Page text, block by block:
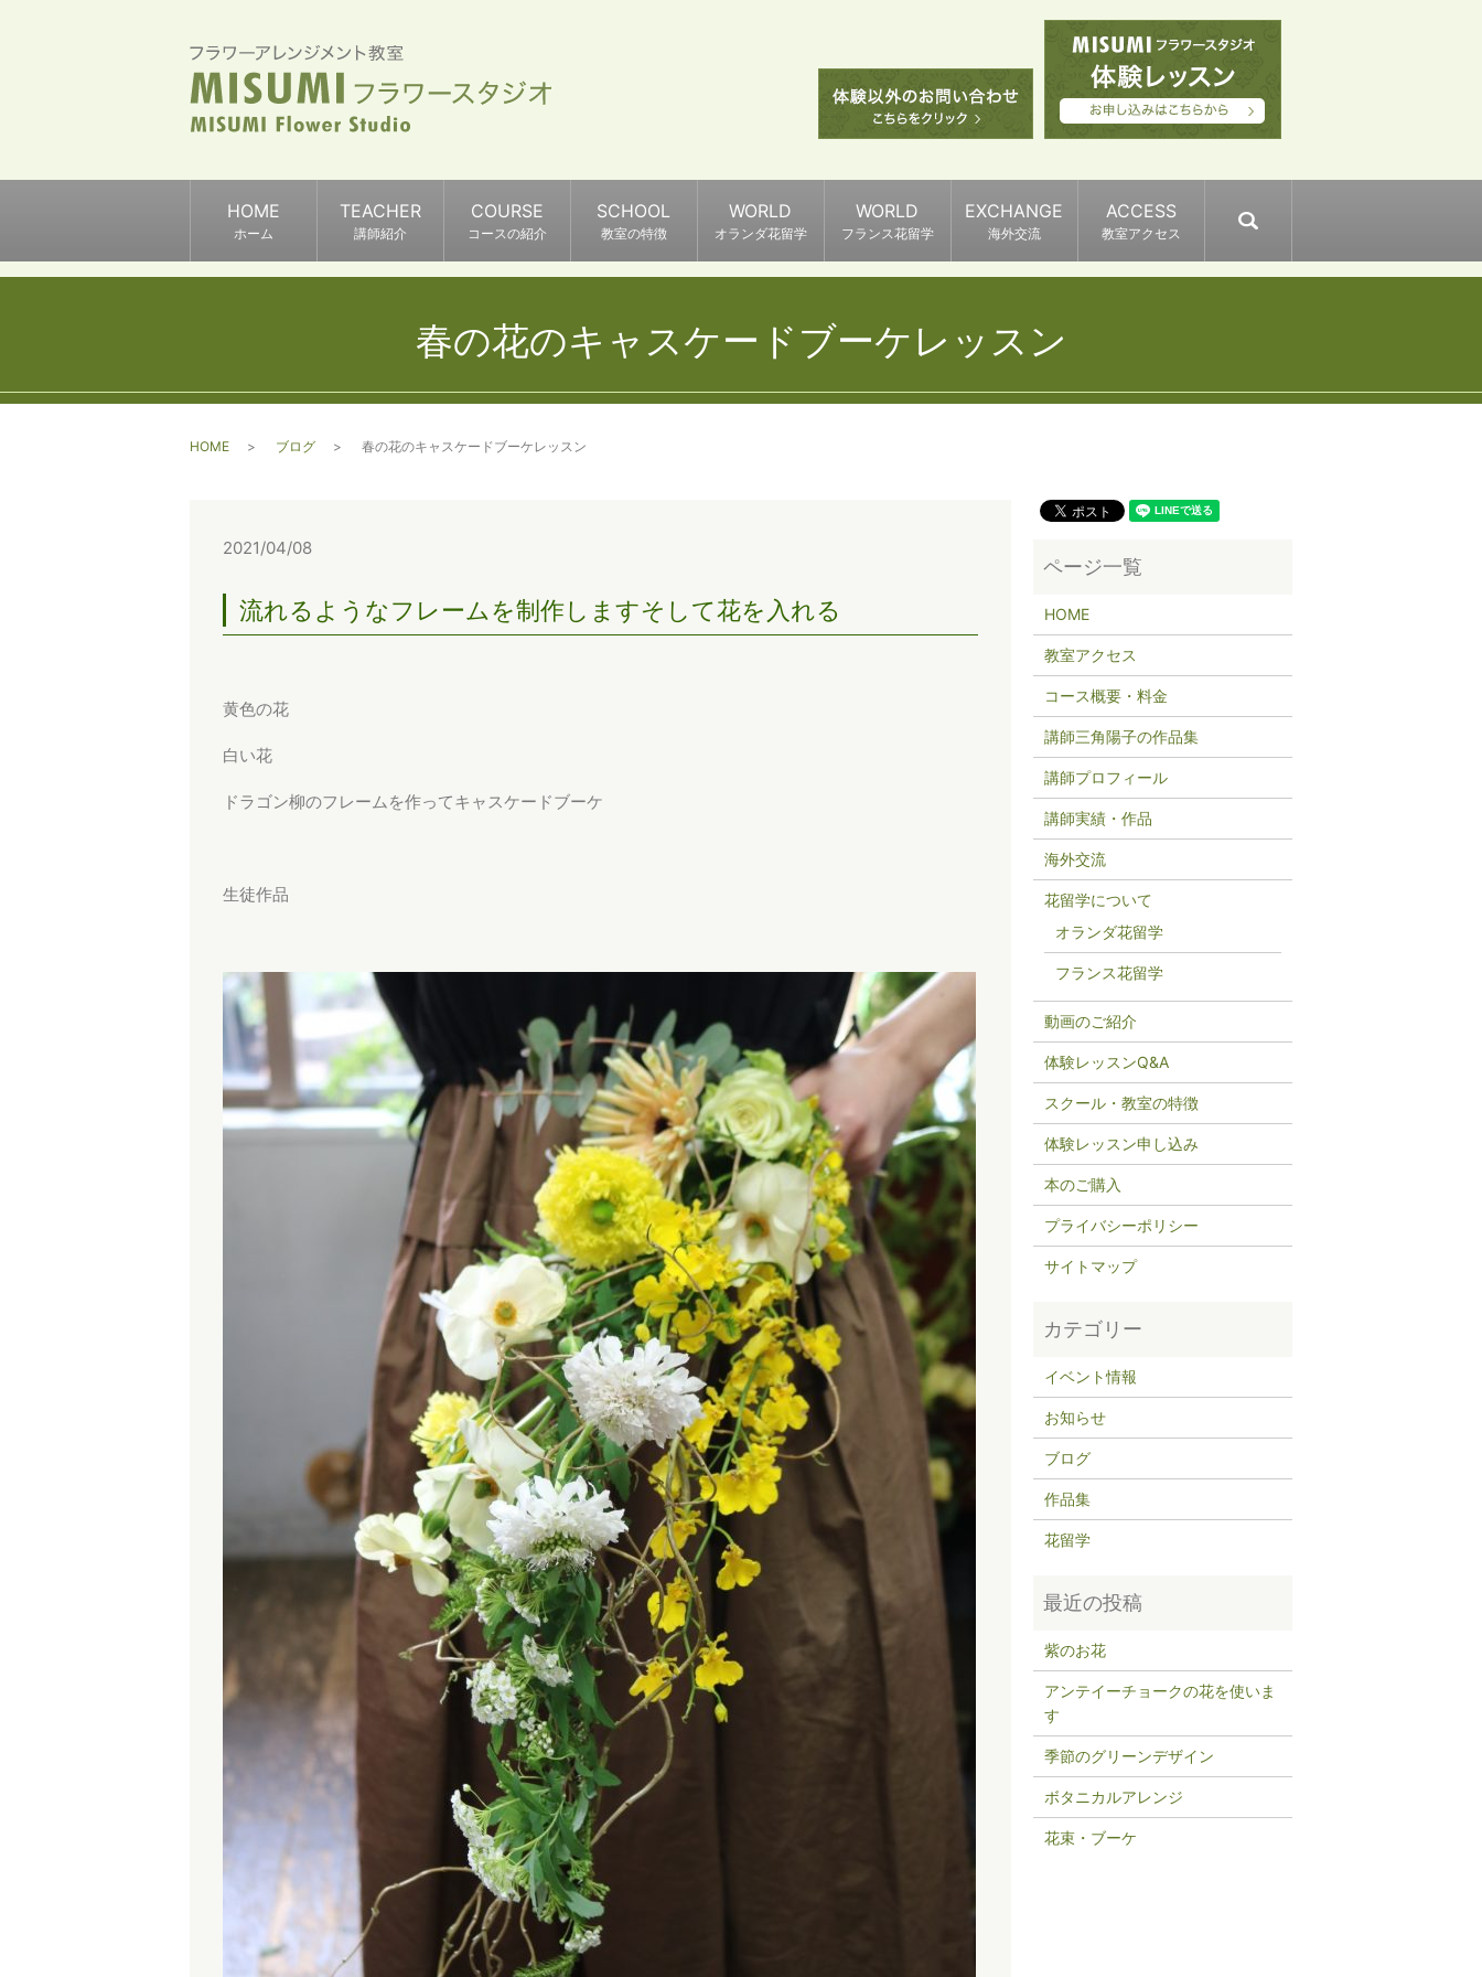
HOME
ホーム
TEACHER
講師紹介
COURSE
コースの紹介
SCHOOL
教室の特徴
WORLD
オランダ花留学
WORLD
フランス花留学
EXCHANGE
海外交流
ACCESS
教室アクセス
春の花のキャスケードブーケレッスン
HOME ブログ 春の花のキャスケードブーケレッスン
2021/04/08
流れるようなフレームを制作しますそして花を入れる
黄色の花
白い花
ドラゴン柳のフレームを作ってキャスケードブーケ
生徒作品
HOME
教室アクセス
コース概要・料金
講師三角陽子の作品集
講師プロフィール
講師実績・作品
海外交流
花留学について
オランダ花留学
フランス花留学
動画のご紹介
体験レッスンQ&A
スクール・教室の特徴
体験レッスン申し込み
本のご購入
プライバシーポリシー
サイトマップ
イベント情報
お知らせ
ブログ
作品集
花留学
紫のお花
アンテイーチョークの花を使いま
す
季節のグリーンデザイン
ボタニカルアレンジ
花束・ブーケ